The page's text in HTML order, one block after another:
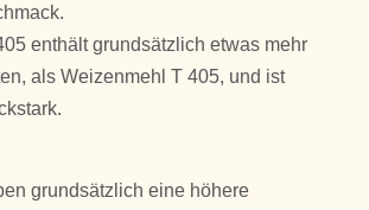
enthält grundsätzlich etwas mehr
als Weizenmehl T 405, und ist
grundsätzlich eine höhere